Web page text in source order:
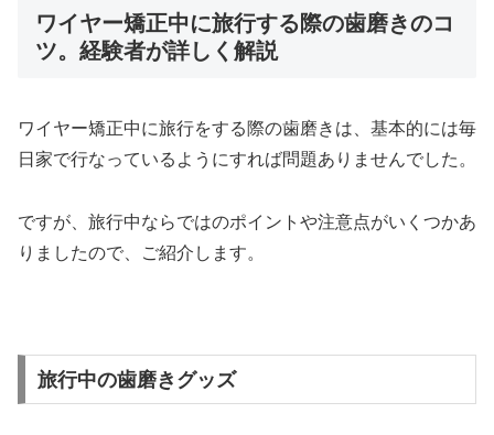
ワイヤー矯正中に旅行する際の歯磨きのコ
ツ。経験者が詳しく解説
ワイヤー矯正中に旅行をする際の歯磨きは、基本的には毎
日家で行なっているようにすれば問題ありませんでした。
ですが、旅行中ならではのポイントや注意点がいくつかあ
りましたので、ご紹介します。
旅行中の歯磨きグッズ